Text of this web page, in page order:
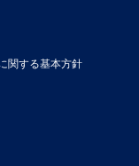
関する基本方針